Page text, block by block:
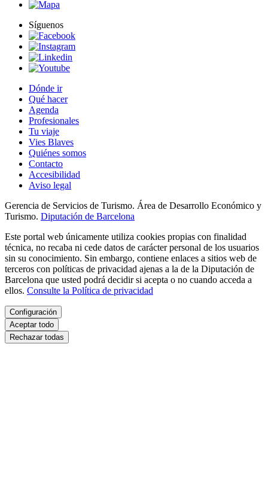
Síguenos
Dónde ir
Qué hacer
Agenda
Profesionales
Tu viaje
Vies Blaves
Quiénes somos
Contacto
Accesibilidad
Aviso legal
Gerencia de Servicios de Turismo. Área de Desarrollo Económico y
Turismo. Diputación de Barcelona
Este portal web únicamente utiliza cookies propias con finalidad
técnica, no recaba ni cede datos de carácter personal de los usuarios
sin su conocimiento. Sin embargo, contiene enlaces a sitios web de
terceros con políticas de privacidad ajenas a la de la Diputación de
Barcelona que usted podrá decidir si acepta o no cuando acceda a
ellos. Consulte la Política de privacidad
Configuración
Aceptar todo
Rechazar todas